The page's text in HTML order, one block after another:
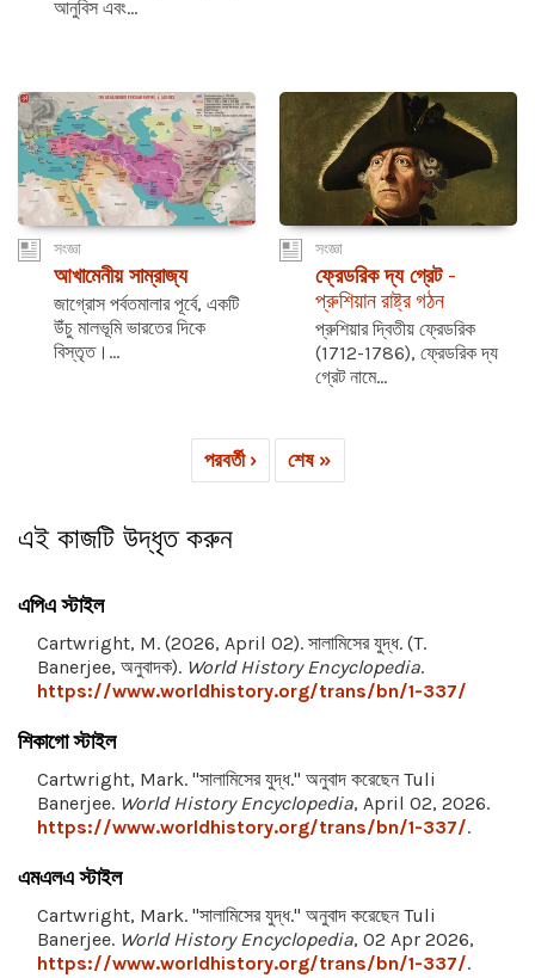
আনুবিস এবং...
সংজ্ঞা
আখামেনীয় সাম্রাজ্য
জাগ্রোস পর্বতমালার পূর্বে, একটি
উঁচু মালভূমি ভারতের দিকে
বিস্তৃত।...
সংজ্ঞা
ফ্রেডরিক দ্য গ্রেট -
প্রুশিয়ান রাষ্ট্র গঠন
প্রুশিয়ার দ্বিতীয় ফ্রেডরিক
(1712-1786), ফ্রেডরিক দ্য
গ্রেট নামে...
পরবর্তী › শেষ »
এই কাজটি উদ্ধৃত করুন
এপিএ স্টাইল
Cartwright, M. (2026, April 02). সালামিসের যুদ্ধ. (T.
Banerjee, অনুবাদক). World History Encyclopedia.
https://www.worldhistory.org/trans/bn/1-337/
শিকাগো স্টাইল
Cartwright, Mark. "সালামিসের যুদ্ধ." অনুবাদ করেছেন Tuli
Banerjee. World History Encyclopedia, April 02, 2026.
https://www.worldhistory.org/trans/bn/1-337/.
এমএলএ স্টাইল
Cartwright, Mark. "সালামিসের যুদ্ধ." অনুবাদ করেছেন Tuli
Banerjee. World History Encyclopedia, 02 Apr 2026,
https://www.worldhistory.org/trans/bn/1-337/.